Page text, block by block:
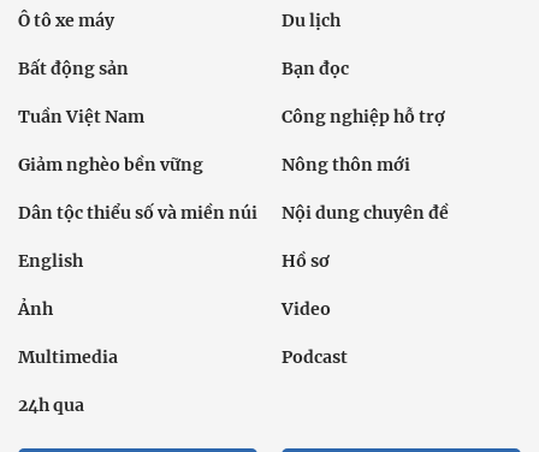
Ô tô xe máy Du lịch
Bất động sản Bạn đọc
Tuần Việt Nam Công nghiệp hỗ trợ
Giảm nghèo bền vững Nông thôn mới
Dân tộc thiểu số và miền núi Nội dung chuyên đề
English Hồ sơ
Ảnh Video
Multimedia Podcast
24h qua